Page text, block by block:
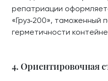
репатриации
«Груз‑200», таможенный
герметичности
4. Ориентировочная